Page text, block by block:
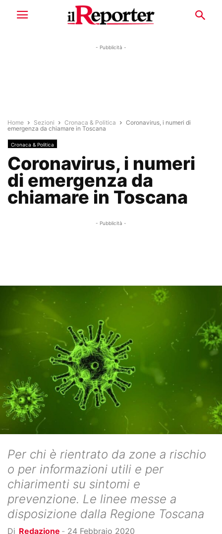
- Pubblicità -
Home Sezioni Cronaca & Politica
Coronavirus, i numeri di
emergenza da chiamare in Toscana
Cronaca & Politica
Coronavirus, i numeri
di emergenza da
chiamare in Toscana
- Pubblicità -
Per chi è rientrato da zone a rischio
o per informazioni utili e per
chiarimenti su sintomi e
prevenzione. Le linee messe a
disposizione dalla Regione Toscana
Di Redazione - 24 Febbraio 2020